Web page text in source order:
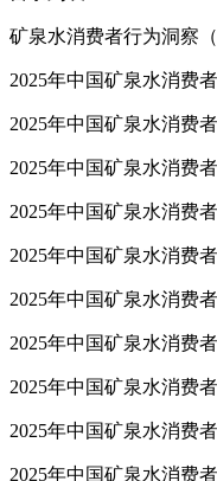
目录列表
矿泉水消费者行为洞察
2025年中国矿泉水消费
2025年中国矿泉水消费
2025年中国矿泉水消费
2025年中国矿泉水消费
2025年中国矿泉水消费
2025年中国矿泉水消费
2025年中国矿泉水消费
2025年中国矿泉水消费
2025年中国矿泉水消费